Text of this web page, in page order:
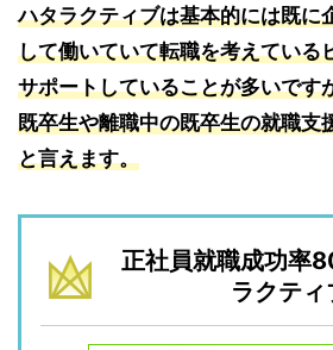
ハタラクティブは基本的には既に
して働いていて転職を考えている
サポートしていることが多いです
既卒生や離職中の既卒生の就職支
と言えます。
正社員就職成功率
ラクティ